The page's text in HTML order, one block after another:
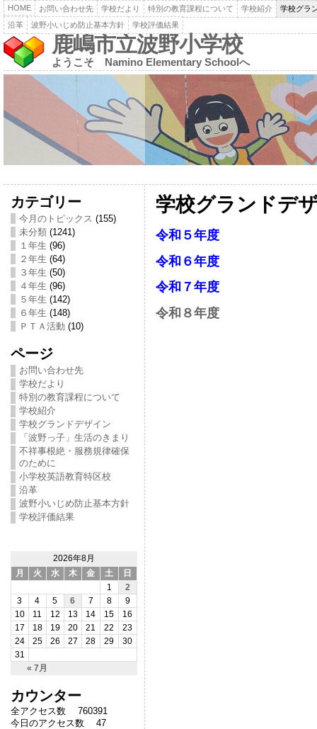
HOME お問い合わせ先 学校だより 特別の教育課程について 学校紹介
学校グラ
沿革
波野小いじめ防止基本方針 学校評価結果
鹿嶋市立波野小学校
ようこそ Namino Elementary Schoolへ
カテゴリー
今月のトピックス (155)
未分類(1241)
１年生 (96)
２年生 (64)
３年生 (50)
４年生 (96)
５年生 (142)
６年生 (148)
ＰＴＡ活動 (10)
ページ
お問い合わせ先
学校だより
特別の教育課程について
学校紹介
学校グランドデザイン
「波野っ子」生活のきまり
不祥事根絶・服務規律確保
のために
小学校英語教育特区校
沿革
波野小いじめ防止基本方針
学校評価結果
2026年8月
月
火 水 木 金 土 日
« 7月
1
2
3
4 5 6 7 8
9
10
11 12 13 14 15
16
17
18 19 20 21 22
23
24
25 26 27 28 29
30
31
カウンター
全アクセス数 760391
今日のアクセス数 47
学校グランドデ
令和５年度
令和６年度
令和７年度
令和８年度